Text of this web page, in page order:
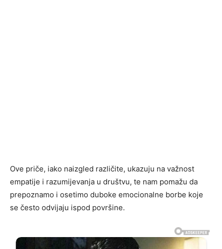
Ove priče, iako naizgled različite, ukazuju na važnost
empatije i razumijevanja u društvu, te nam pomažu da
prepoznamo i osetimo duboke emocionalne borbe koje
se često odvijaju ispod površine.